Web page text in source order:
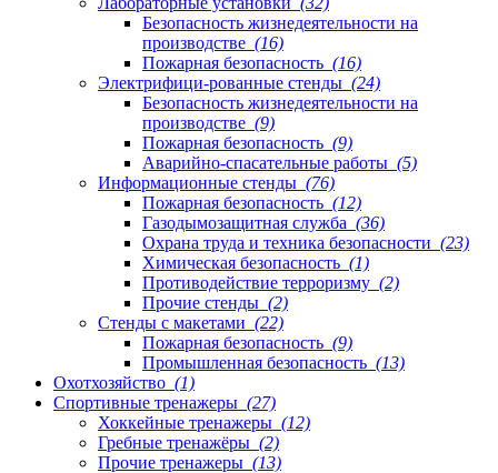
Безопасность жизнедеятельности на
производстве (16)
Пожарная безопасность (16)
Электрифици-рованные стенды (24)
Безопасность жизнедеятельности на
производстве (9)
Пожарная безопасность (9)
Аварийно-спасательные работы (5)
Информационные стенды (76)
Пожарная безопасность (12)
Газодымозащитная служба (36)
Охрана труда и техника безопасности (23)
Химическая безопасность (1)
Противодействие терроризму (2)
Прочие стенды (2)
Стенды с макетами (22)
Пожарная безопасность (9)
Промышленная безопасность (13)
Охотхозяйство (1)
Спортивные тренажеры (27)
Хоккейные тренажеры (12)
Гребные тренажёры (2)
Прочие тренажеры (13)